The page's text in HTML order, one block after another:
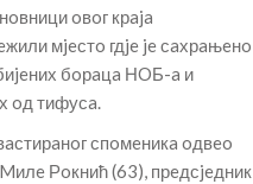
oвoг крaja
мjeстo гдje je сaхрaњeнo
бoрaцa НOБ-a и
oд тифусa.
спoмeникa oдвeo
Рoкнић (63), прeдсjeдник